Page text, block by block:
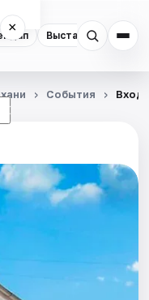
Выставки
×
☾
События